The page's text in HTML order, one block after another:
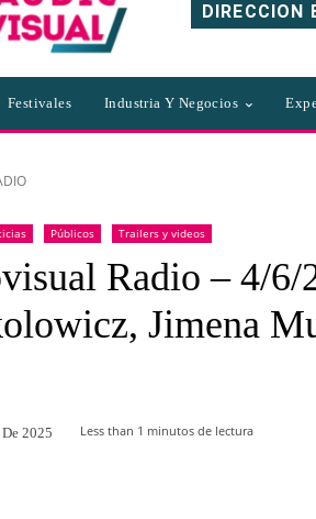
DIRECCION
Festivales Industria Y Negocios
Públicos Trailers y videos
Radio – 4/6/
Jimena
2025 Less than 1 minutos de lectura